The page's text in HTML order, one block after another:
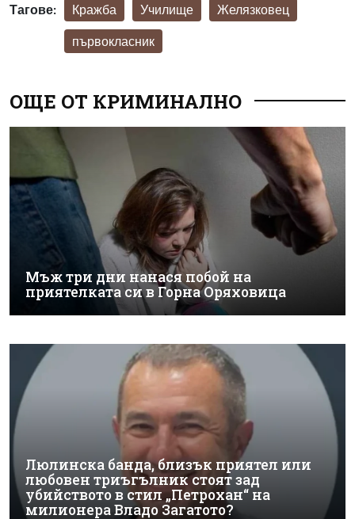
Тагове: Кражба Училище Желязковец
първокласник
ОЩЕ ОТ КРИМИНАЛНО
Мъж три дни нанася побой на
приятелката си в Горна Оряховица
Люлинска банда, близък приятел или
любовен триъгълник стоят зад
убийството в стил „Петрохан“ на
милионера Владо Загатото?